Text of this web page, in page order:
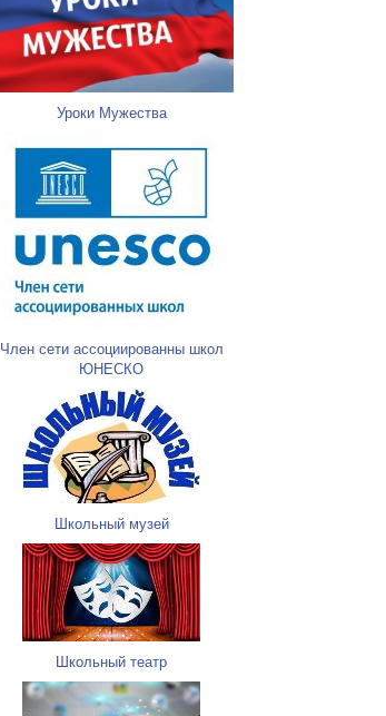
Уроки Мужества
Член сети ассоциированны школ
ЮНЕСКО
Школьный музей
Школьный театр